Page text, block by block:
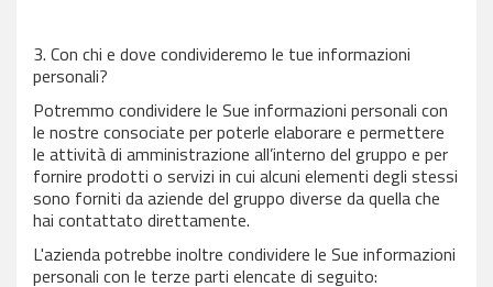
3. Con chi e dove condivideremo le tue informazioni
personali?
Potremmo condividere le Sue informazioni personali con
le nostre consociate per poterle elaborare e permettere
le attività di amministrazione all’interno del gruppo e per
fornire prodotti o servizi in cui alcuni elementi degli stessi
sono forniti da aziende del gruppo diverse da quella che
hai contattato direttamente.
L'azienda potrebbe inoltre condividere le Sue informazioni
personali con le terze parti elencate di seguito: